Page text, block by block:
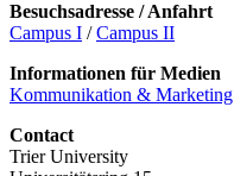
Besuchsadresse / Anfahrt
Campus I /Campus II
Informationen für Medien
Kommunikation & Marketing
Contact
Trier University